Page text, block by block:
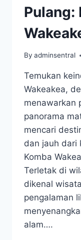
Pulang:
By adminsentral
Temukan
Wakeakea,
menawarkan
panorama
mencari
dan jauh dari
Komba
Terletak di
dikenal
pengalaman
alam….